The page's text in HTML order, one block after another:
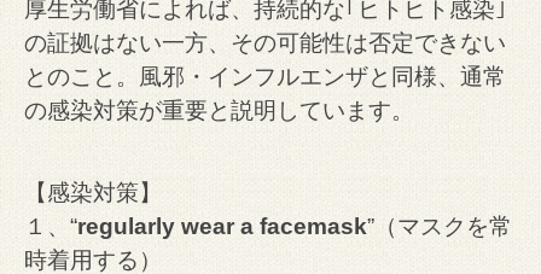
厚生労働省によれば、持続的な｢ヒトヒト感染｣
の証拠はない一方、その可能性は否定できない
とのこと。風邪・インフルエンザと同様、通常
の感染対策が重要と説明しています。
【感染対策】
１、“regularly wear a facemask”（マスクを常
時着用する）